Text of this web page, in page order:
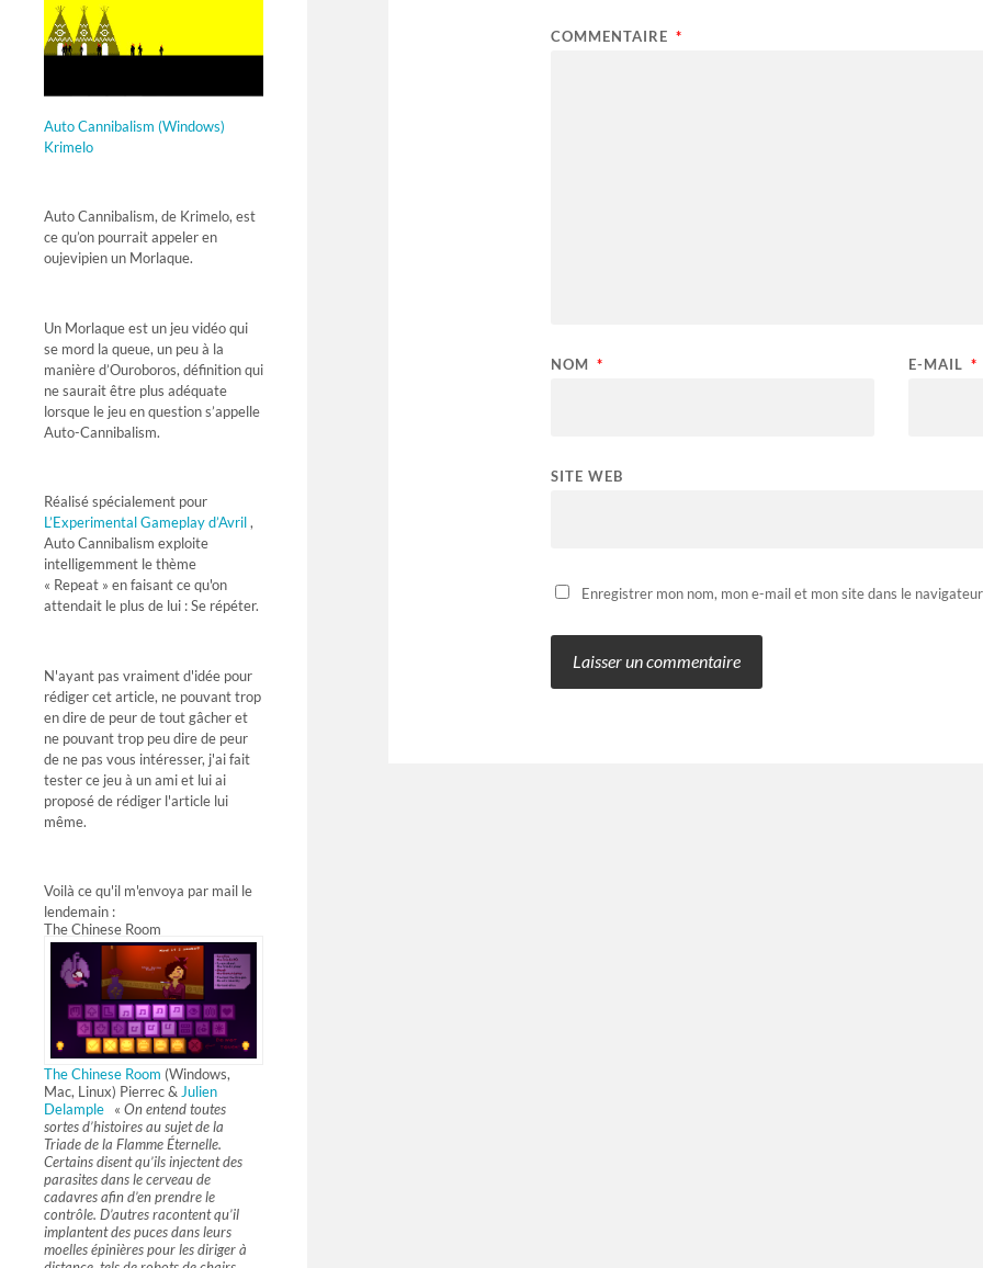
Auto Cannibalism (Windows)
Krimelo
Auto Cannibalism, de Krimelo, est
ce qu’on pourrait appeler en
oujevipien un Morlaque.
Un Morlaque est un jeu vidéo qui
se mord la queue, un peu à la
manière d’Ouroboros, définition qui
ne saurait être plus adéquate
lorsque le jeu en question s’appelle
Auto-Cannibalism.
Réalisé spécialement pour
L’Experimental Gameplay d’Avril,
Auto Cannibalism exploite
intelligemment le thème
« Repeat » en faisant ce qu'on
attendait le plus de lui : Se répéter.
N'ayant pas vraiment d'idée pour
rédiger cet article, ne pouvant trop
en dire de peur de tout gâcher et
ne pouvant trop peu dire de peur
de ne pas vous intéresser, j'ai fait
tester ce jeu à un ami et lui ai
proposé de rédiger l'article lui
même.
Voilà ce qu'il m'envoya par mail le
lendemain :
The Chinese Room
The Chinese Room (Windows,
Mac, Linux) Pierrec & Julien
Delample « On entend toutes
sortes d’histoires au sujet de la
Triade de la Flamme Éternelle.
Certains disent qu’ils injectent des
parasites dans le cerveau de
cadavres afin d’en prendre le
contrôle. D’autres racontent qu’il
implantent des puces dans leurs
moelles épinières pour les diriger à
COMMENTAIRE *
NOM * E-MAIL *
SITE WEB
Enregistrer mon nom, mon e-mail et mon site dans le